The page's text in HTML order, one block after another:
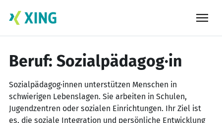
Beruf: Sozialpädagog·in
Sozialpädagog·innen unterstützen Menschen in
schwierigen Lebenslagen. Sie arbeiten in Schulen,
Jugendzentren oder sozialen Einrichtungen. Ihr Ziel ist
es, die soziale Integration und persönliche Entwicklung